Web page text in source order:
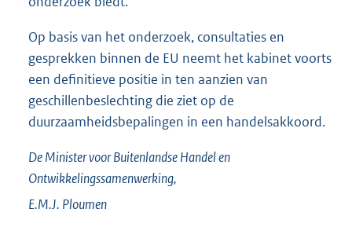
Op basis van het onderzoek, consultaties en
gesprekken binnen de EU neemt het kabinet voorts
een definitieve positie in ten aanzien van
geschillenbeslechting die ziet op de
duurzaamheidsbepalingen in een handelsakkoord.
De Minister voor Buitenlandse Handel en
Ontwikkelingssamenwerking,
E.M.J. Ploumen